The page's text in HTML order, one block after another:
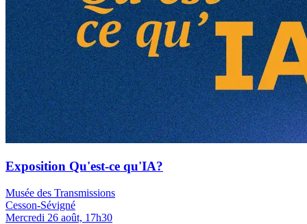
Exposition Qu'est-ce qu'IA?
Musée des Transmissions
Cesson-Sévigné
Mercredi 26 août, 17h30